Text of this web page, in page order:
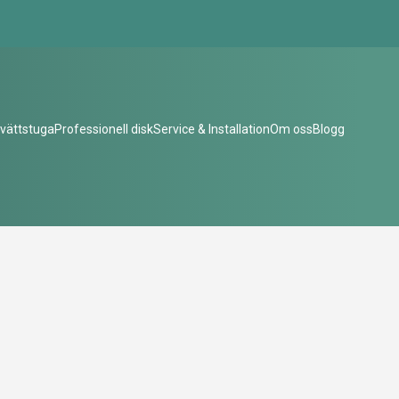
Professionell diskService & InstallationOm ossBlogg